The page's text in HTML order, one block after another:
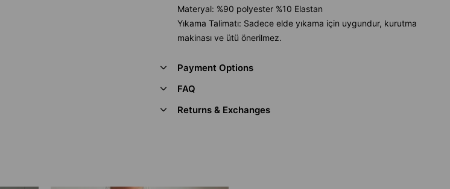
Materyal: %90 polyester %10 Elastan
Yıkama Talimatı: Sadece elde yıkama için uygundur, kurutma
makinası ve ütü önerilmez.
Payment Options
FAQ
Returns & Exchanges